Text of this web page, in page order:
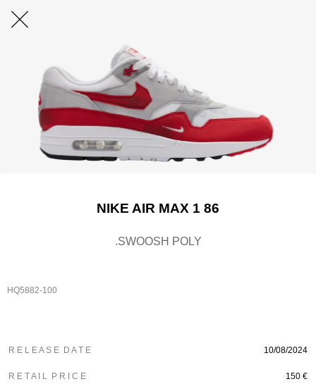
NIKE AIR MAX 1 86
.SWOOSH POLY
HQ5882-100
R E L E A S E D A T E 10/08/2024
R E T A I L P R I C E 150 €